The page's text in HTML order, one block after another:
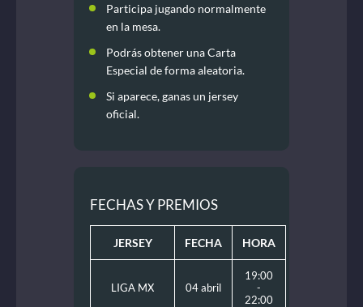
Participa jugando normalmente
en la mesa.
Podrás obtener una Carta
Especial de forma aleatoria.
Si aparece, ganas un jersey
oficial.
FECHAS Y PREMIOS
JERSEY FECHA HORA
LIGA MX 04 abril
19:00
-
22:00